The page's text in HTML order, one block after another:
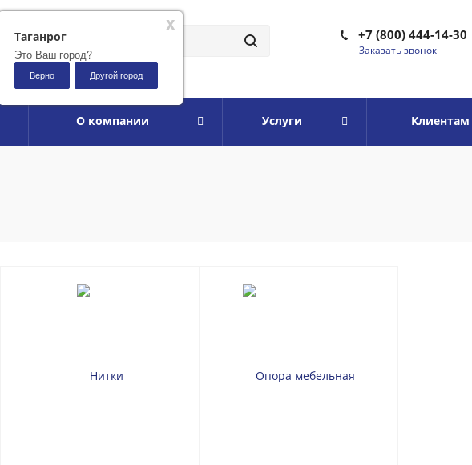
+7 (800) 444-14-30
Заказать звонок
О компании Услуги Клиентам
x
Таганрог
Это Ваш город?
Верно Другой город